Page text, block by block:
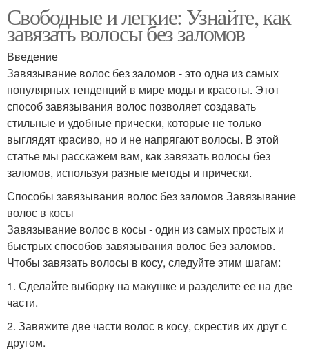
Свободные и легкие: Узнайте, как
завязать волосы без заломов
Введение
Завязывание волос без заломов - это одна из самых
популярных тенденций в мире моды и красоты. Этот
способ завязывания волос позволяет создавать
стильные и удобные прически, которые не только
выглядят красиво, но и не напрягают волосы. В этой
статье мы расскажем вам, как завязать волосы без
заломов, используя разные методы и прически.
Способы завязывания волос без заломов Завязывание
волос в косы
Завязывание волос в косы - один из самых простых и
быстрых способов завязывания волос без заломов.
Чтобы завязать волосы в косу, следуйте этим шагам:
1. Сделайте выборку на макушке и разделите ее на две
части.
2. Завяжите две части волос в косу, скрестив их друг с
другом.